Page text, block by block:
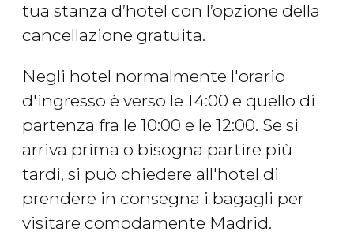
tua stanza d’hotel con l’opzione della
cancellazione gratuita.
Negli hotel normalmente l'orario
d'ingresso è verso le 14:00 e quello di
partenza fra le 10:00 e le 12:00. Se si
arriva prima o bisogna partire più
tardi, si può chiedere all'hotel di
prendere in consegna i bagagli per
visitare comodamente Madrid.